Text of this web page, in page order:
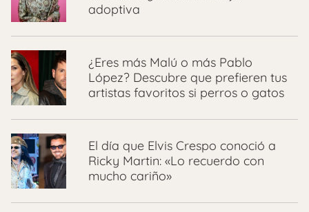
adoptiva
¿Eres más Malú o más Pablo
López? Descubre que prefieren tus
artistas favoritos si perros o gatos
El día que Elvis Crespo conoció a
Ricky Martin: «Lo recuerdo con
mucho cariño»